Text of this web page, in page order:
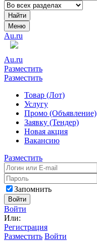
Найти
Меню
Au.ru
Au.ru
Разместить
Разместить
Товар (Лот)
Услугу
Промо (Объявление)
Заявку (Тендер)
Новая акция
Вакансию
Разместить
Запомнить
Войти
Войти
Или:
Регистрация
Разместить Войти